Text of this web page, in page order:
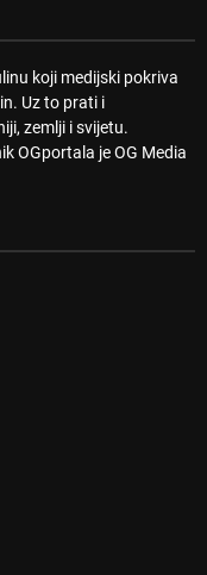
koji medijski pokriva
Uz to prati i
zemlji i svijetu.
OGportala je OG Media